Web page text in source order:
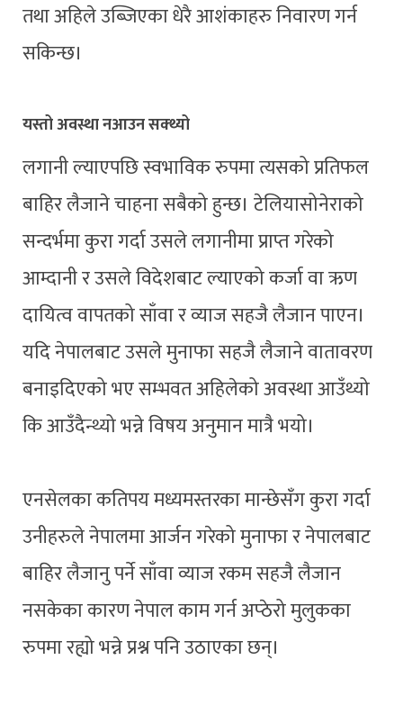
तथा अहिले उब्जिएका धेरै आशंकाहरु निवारण गर्न
सकिन्छ।
यस्तो अवस्था नआउन सक्थ्यो
लगानी ल्याएपछि स्वभाविक रुपमा त्यसको प्रतिफल
बाहिर लैजाने चाहना सबैको हुन्छ। टेलियासोनेराको
सन्दर्भमा कुरा गर्दा उसले लगानीमा प्राप्त गरेको
आम्दानी र उसले विदेशबाट ल्याएको कर्जा वा ऋण
दायित्व वापतको साँवा र व्याज सहजै लैजान पाएन।
यदि नेपालबाट उसले मुनाफा सहजै लैजाने वातावरण
बनाइदिएको भए सम्भवत अहिलेको अवस्था आउँथ्यो
कि आउँदैन्थ्यो भन्ने विषय अनुमान मात्रै भयो।
एनसेलका कतिपय मध्यमस्तरका मान्छेसँग कुरा गर्दा
उनीहरुले नेपालमा आर्जन गरेको मुनाफा र नेपालबाट
बाहिर लैजानु पर्ने साँवा व्याज रकम सहजै लैजान
नसकेका कारण नेपाल काम गर्न अप्ठेरो मुलुकका
रुपमा रह्यो भन्ने प्रश्न पनि उठाएका छन्।